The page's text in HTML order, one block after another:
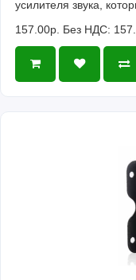
усилителя звука,
157.00р. Без НДС: